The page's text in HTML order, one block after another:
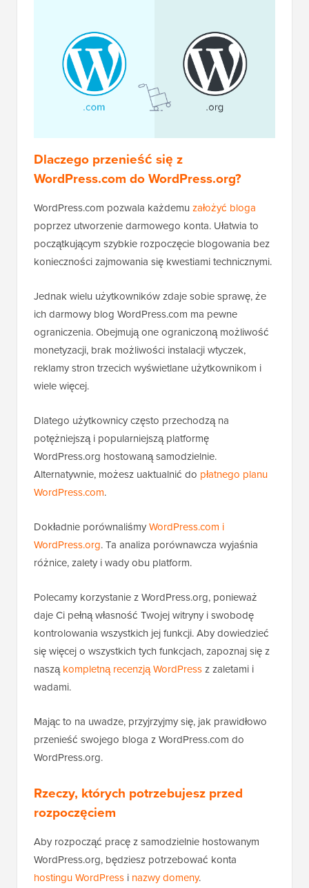
Dlaczego przenieść się z
WordPress.com do WordPress.org?
WordPress.com pozwala każdemu założyć bloga
poprzez utworzenie darmowego konta. Ułatwia to
początkującym szybkie rozpoczęcie blogowania bez
konieczności zajmowania się kwestiami technicznymi.
Jednak wielu użytkowników zdaje sobie sprawę, że
ich darmowy blog WordPress.com ma pewne
ograniczenia. Obejmują one ograniczoną możliwość
monetyzacji, brak możliwości instalacji wtyczek,
reklamy stron trzecich wyświetlane użytkownikom i
wiele więcej.
Dlatego użytkownicy często przechodzą na
potężniejszą i popularniejszą platformę
WordPress.org hostowaną samodzielnie.
Alternatywnie, możesz uaktualnić do płatnego planu
WordPress.com.
Dokładnie porównaliśmyWordPress.com i
WordPress.org. Ta analiza porównawcza wyjaśnia
różnice, zalety i wady obu platform.
Polecamy korzystanie z WordPress.org, ponieważ
daje Ci pełną własność Twojej witryny i swobodę
kontrolowania wszystkich jej funkcji. Aby dowiedzieć
się więcej o wszystkich tych funkcjach, zapoznaj się z
nasząkompletną recenzją WordPressz zaletami i
wadami.
Mając to na uwadze, przyjrzyjmy się, jak prawidłowo
przenieść swojego bloga z WordPress.com do
WordPress.org.
Rzeczy, których potrzebujesz przed
rozpoczęciem
Aby rozpocząć pracę z samodzielnie hostowanym
WordPress.org, będziesz potrzebować konta
hostingu WordPress i nazwy domeny.